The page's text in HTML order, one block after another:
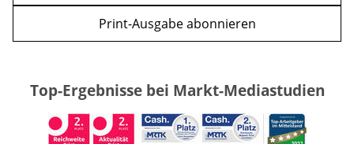
Print-Ausgabe abonnieren
Top-Ergebnisse bei Markt-Mediastudien